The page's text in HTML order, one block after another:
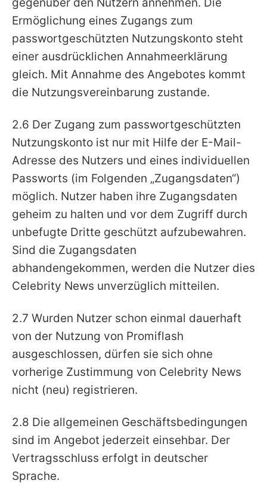
Ermöglichung eines Zugangs zum
passwortgeschützten Nutzungskonto steht
einer ausdrücklichen Annahmeerklärung
gleich. Mit Annahme des Angebotes kommt
die Nutzungsvereinbarung zustande.
2.6 Der Zugang zum passwortgeschützten
Nutzungskonto ist nur mit Hilfe der E-Mail-
Adresse des Nutzers und eines individuellen
Passworts (im Folgenden „Zugangsdaten“)
möglich. Nutzer haben ihre Zugangsdaten
geheim zu halten und vor dem Zugriff durch
unbefugte Dritte geschützt aufzubewahren.
Sind die Zugangsdaten
abhandengekommen, werden die Nutzer dies
Celebrity News unverzüglich mitteilen.
2.7 Wurden Nutzer schon einmal dauerhaft
von der Nutzung von Promiflash
ausgeschlossen, dürfen sie sich ohne
vorherige Zustimmung von Celebrity News
nicht (neu) registrieren.
2.8 Die allgemeinen Geschäftsbedingungen
sind im Angebot jederzeit einsehbar. Der
Vertragsschluss erfolgt in deutscher
Sprache.